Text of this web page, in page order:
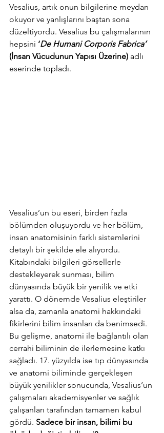
Vesalius, artık onun bilgilerine meydan
okuyor ve yanlışlarını baştan sona
düzeltiyordu. Vesalius bu çalışmalarının
hepsini ‘De Humani Corporis Fabrica’
(İnsan Vücudunun Yapısı Üzerine) adlı
eserinde topladı.
Vesalius’un bu eseri, birden fazla
bölümden oluşuyordu ve her bölüm,
insan anatomisinin farklı sistemlerini
detaylı bir şekilde ele alıyordu.
Kitabındaki bilgileri görsellerle
destekleyerek sunması, bilim
dünyasında büyük bir yenilik ve etki
yarattı. O dönemde Vesalius eleştiriler
alsa da, zamanla anatomi hakkındaki
fikirlerini bilim insanları da benimsedi.
Bu gelişme, anatomi ile bağlantılı olan
cerrahi biliminin de ilerlemesine katkı
sağladı. 17. yüzyılda ise tıp dünyasında
ve anatomi biliminde gerçekleşen
büyük yenilikler sonucunda, Vesalius’un
çalışmaları akademisyenler ve sağlık
çalışanları tarafından tamamen kabul
gördü. Sadece bir insan, bilimi bu